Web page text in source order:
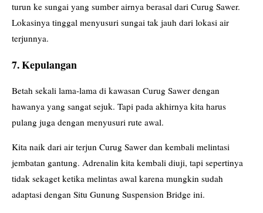
turun ke sungai yang sumber airnya berasal dari Curug Sawer.
Lokasinya tinggal menyusuri sungai tak jauh dari lokasi air
terjunnya.
7. Kepulangan
Betah sekali lama-lama di kawasan Curug Sawer dengan
hawanya yang sangat sejuk. Tapi pada akhirnya kita harus
pulang juga dengan menyusuri rute awal.
Kita naik dari air terjun Curug Sawer dan kembali melintasi
jembatan gantung. Adrenalin kita kembali diuji, tapi sepertinya
tidak sekaget ketika melintas awal karena mungkin sudah
adaptasi dengan Situ Gunung Suspension Bridge ini.